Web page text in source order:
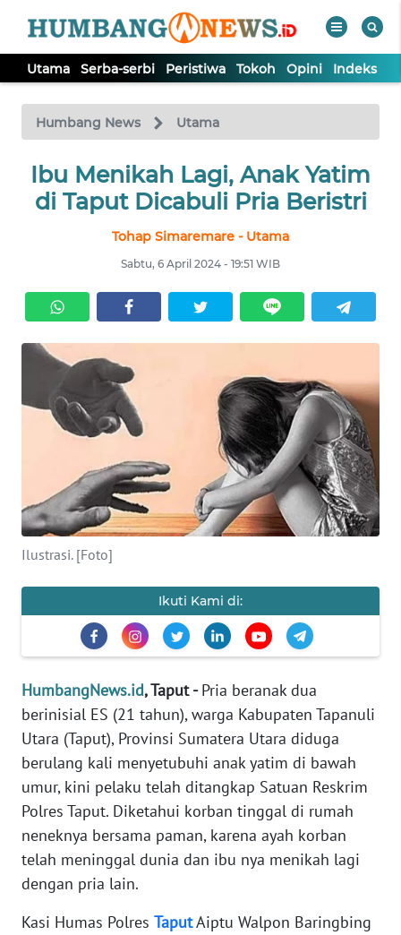
Utama Serba-serbi Peristiwa Tokoh Opini Indeks
Humbang News Utama
Ibu Menikah Lagi, Anak Yatim
di Taput Dicabuli Pria Beristri
Tohap Simaremare - Utama
Sabtu, 6 April 2024 - 19:51 WIB
Ilustrasi. [Foto]
Ikuti Kami di:
HumbangNews.id, Taput -Pria beranak dua
berinisial ES (21 tahun), warga Kabupaten Tapanuli
Utara (Taput), Provinsi Sumatera Utara diduga
berulang kali menyetubuhi anak yatim di bawah
umur, kini pelaku telah ditangkap Satuan Reskrim
Polres Taput. Diketahui korban tinggal di rumah
neneknya bersama paman, karena ayah korban
telah meninggal dunia dan ibu nya menikah lagi
dengan pria lain.
Kasi Humas Polres TaputAiptu Walpon Baringbing
TV
Tutup
UTAMA
PERISTIWA
TOKOH
OPINI
BERITA
KAMI
INFO
KAMI
PEDOMAN
MEDIA
SIBER
REDAKSI
KARIR
DISCLAIMER